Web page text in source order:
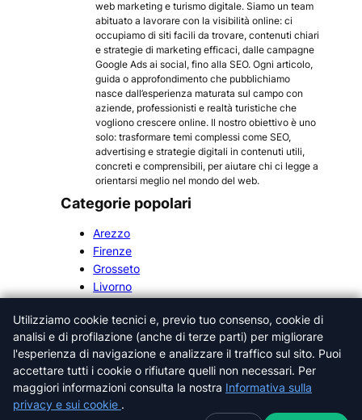
web marketing e turismo digitale. Siamo un team
abituato a lavorare con la visibilità online: ci
occupiamo di siti facili da trovare, contenuti chiari
e strategie di marketing efficaci, dalle campagne
Google Ads ai social, fino alla SEO. Ogni articolo,
guida o approfondimento che pubblichiamo
nasce dall’esperienza maturata sul campo con
aziende, professionisti e realtà turistiche che
vogliono crescere online. Il nostro obiettivo è uno
solo: trasformare temi complessi come SEO,
advertising e strategie digitali in contenuti utili,
concreti e comprensibili, per aiutare chi ci legge a
orientarsi meglio nel mondo del web.
Categorie popolari
Arezzo
Firenze
Grosseto
Livorno
Massa-Carrara
Pisa
Pistoia
Prato
Siena
Utilizziamo cookie tecnici e, previo tuo consenso, cookie di
analisi e di profilazione (anche di terze parti) per migliorare
l'esperienza di navigazione e analizzare il traffico sul sito. Puoi
accettare tutti i cookie o rifiutare quelli non necessari. Per
maggiori informazioni consulta la nostra Informativa sulla
privacy e sui cookie .